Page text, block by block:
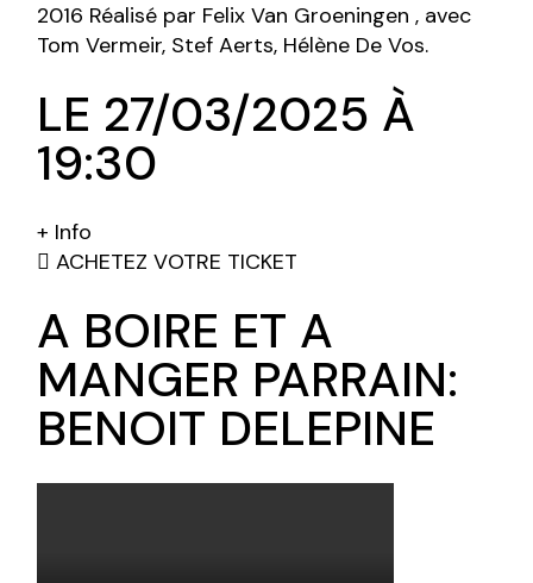
2016 Réalisé par Felix Van Groeningen , avec
Tom Vermeir, Stef Aerts, Hélène De Vos.
LE 27/03/2025 À
19:30
+ Info
ACHETEZ VOTRE TICKET
A BOIRE ET A
MANGER PARRAIN:
BENOIT DELEPINE